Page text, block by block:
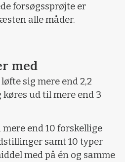
forsøgssprøjte er
alle måder.
med
sig mere end 2,2
ud til mere end 3
end 10 forskellige
samt 10 typer
med på én og samme